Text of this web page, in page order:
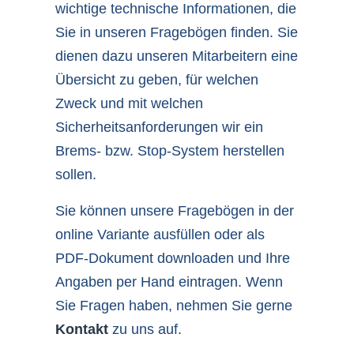
wichtige technische Informationen, die
Sie in unseren Fragebögen finden. Sie
dienen dazu unseren Mitarbeitern eine
Übersicht zu geben, für welchen
Zweck und mit welchen
Sicherheitsanforderungen wir ein
Brems- bzw. Stop-System herstellen
sollen.
Sie können unsere Fragebögen in der
online Variante ausfüllen oder als
PDF-Dokument downloaden und Ihre
Angaben per Hand eintragen. Wenn
Sie Fragen haben, nehmen Sie gerne
Kontakt zu uns auf.